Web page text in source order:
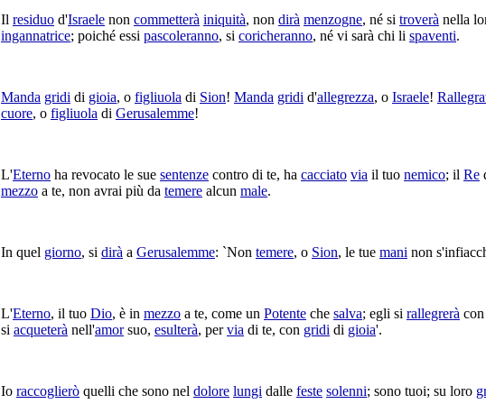
Il residuo d'Israele non commetterà iniquità, non dirà menzogne, né si troverà nella
ingannatrice; poiché essi pascoleranno, si coricheranno, né vi sarà chi li spaventi.
Manda gridi di gioia, o figliuola di Sion! Manda gridi d'allegrezza, o Israele!
cuore, o figliuola di Gerusalemme!
L'Eterno ha revocato le sue sentenze contro di te, ha cacciato via il tuo nemico; il Re
mezzo a te, non avrai più da temere alcun male.
In quel giorno, si dirà a Gerusalemme: `Non temere, o Sion, le tue mani non s'
L'Eterno, il tuo Dio, è in mezzo a te, come un Potente che salva; egli si rallegrerà
si acqueterà nell'amorsuo, esulterà, pervia di te, con gridi di gioia'.
Io raccoglierò quelli che sono nel dolore lungi dalle feste solenni; sono tuoi; su loro